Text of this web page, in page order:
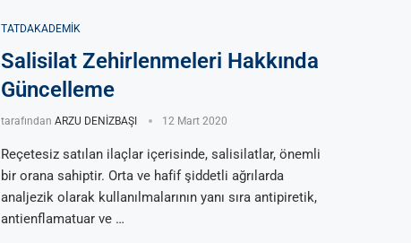
TATDAKADEMIK
Salisilat Zehirlenmeleri Hakkında
Güncelleme
tarafından ARZU DENİZBAŞI 12 Mart 2020
Reçetesiz satılan ilaçlar içerisinde, salisilatlar, önemli
bir orana sahiptir. Orta ve hafif şiddetli ağrılarda
analjezik olarak kullanılmalarının yanı sıra antipiretik,
antienflamatuar ve …